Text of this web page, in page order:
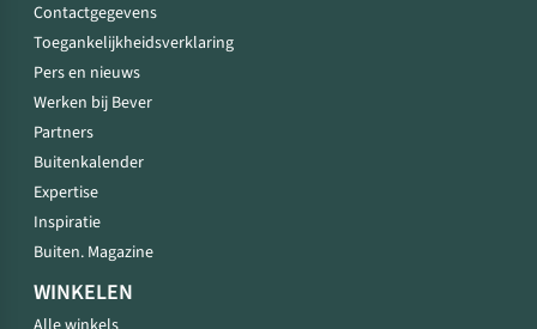
Contactgegevens
Toegankelijkheidsverklaring
Pers en nieuws
Werken bij Bever
Partners
Buitenkalender
Expertise
Inspiratie
Buiten. Magazine
WINKELEN